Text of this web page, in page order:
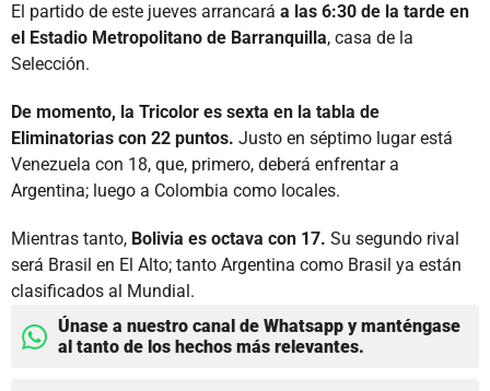
El partido de este jueves arrancará a las 6:30 de la tarde en
el Estadio Metropolitano de Barranquilla, casa de la
Selección.
De momento, la Tricolor es sexta en la tabla de
Eliminatorias con 22 puntos. Justo en séptimo lugar está
Venezuela con 18, que, primero, deberá enfrentar a
Argentina; luego a Colombia como locales.
Mientras tanto, Bolivia es octava con 17. Su segundo rival
será Brasil en El Alto; tanto Argentina como Brasil ya están
clasificados al Mundial.
Únase a nuestro canal de Whatsapp y manténgase
al tanto de los hechos más relevantes.